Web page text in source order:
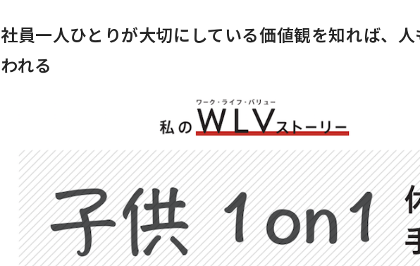
社員一人ひとりが大切にしている価値観を知れば、
われる